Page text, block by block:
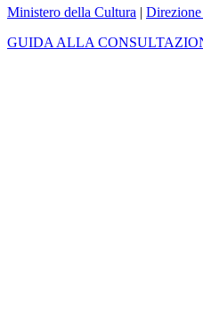
Ministero della Cultura |
GUIDA ALLA